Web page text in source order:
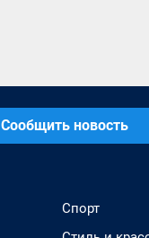
Сообщить новость
Спорт